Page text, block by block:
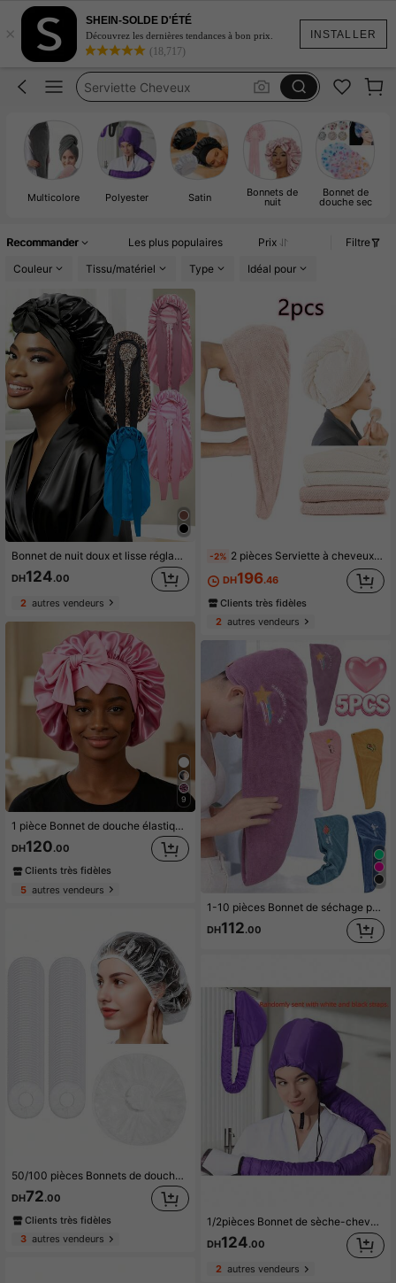
INSTALLER
×
SHEIN-SOLDE D'ÉTÉ
Découvrez les dernières tendances à bon prix.
(18,717)
Bonnet En Satin
Serviette Cheveux
Bonnet Femme
Silk Bonnet
Bonnet En Satin
Multicolore Polyester Satin Bonnets de
nuit
Bonnet de
douche sec
Recommander Les plus populaires Prix
Filtre
Couleur
Tissu/matériel Type Idéal pour
Bonnet de nuit doux et lisse réglable, prévient les cheveux emmêlés pendant le sommeil, convient aux cheveux tressés, bouclés, verrouillés et naturels, bonnet de soin capillaire nocturne pour femmes
DH124.00
2 autres vendeurs
9
1 pièce Bonnet de douche élastique léger en satin avec nœud papillon, couleur unie, pour femmes et filles, noir, cadeau de la Saint-Valentin
DH120.00
Clients très fidèles
5autres vendeurs
50/100 pièces Bonnets de douche transparents extra longs - Convient pour les cheveux épais, tressés et longs des dames, haute élasticité et haute qualité des couvre-cheveux pour les voyages, les spas, les salons et l'usage domestique, peut couvrir les cheveux et être extensible
DH72.00
Clients très fidèles
3autres vendeurs
-2% 2 pièces Serviette à cheveux en microfibre pour femmes, serviette à cheveux super absorbante et séchage rapide, convient à tous les types de cheveux, anti-frisottis, grande taille avec bouton serviette de séchage des cheveux
DH196.46
Clients très fidèles
2autres vendeurs
1-10 pièces Bonnet de séchage pour cheveux femme, serviette à cheveux en microfibre ultra douce, serviette de bain de couleur unie minimaliste, bonnet de séchage super absorbant et séchage rapide, bonnet de bain anti-frisottis, accessoire de salle de bain
DH112.00
1/2pièces Bonnet de sèche-cheveux mains libres, sèche-cheveux style bonnet, séchage rapide des cheveux, essentiel pour la maison et les voyages à l'hôtel, accessoire de soin des cheveux ample
DH124.00
2autres vendeurs